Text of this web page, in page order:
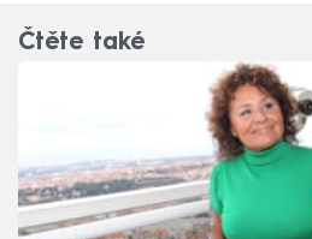
Čtěte také